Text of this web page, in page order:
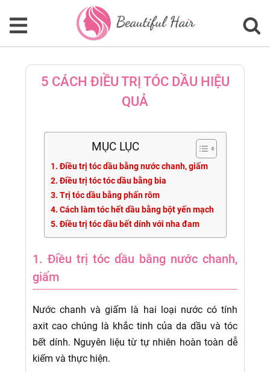
5 CÁCH ĐIỀU TRỊ TÓC DẦU HIỆU
QUẢ
MỤC LỤC
1. Điều trị tóc dầu bằng nước chanh, giấm
2. Điều trị tóc tóc dầu bằng bia
3. Trị tóc dầu bằng phấn rôm
4. Cách làm tóc hết dầu bằng bột yến mạch
5. Điều trị tóc dầu bết dính với nha đam
1. Điều trị tóc dầu bằng nước chanh,
giấm
Nước chanh và giấm là hai loại nước có tính
axit cao chúng là khắc tinh của da dầu và tóc
bết dính. Nguyên liệu từ tự nhiên hoàn toàn dễ
kiếm và thực hiện.